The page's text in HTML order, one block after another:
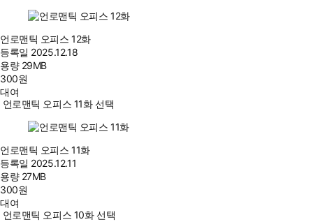
언로맨틱 오피스 12화
등록일 2025.12.18
용량 29MB
300원
대여
언로맨틱 오피스 11화 선택
언로맨틱 오피스 11화
등록일 2025.12.11
용량 27MB
300원
대여
언로맨틱 오피스 10화 선택